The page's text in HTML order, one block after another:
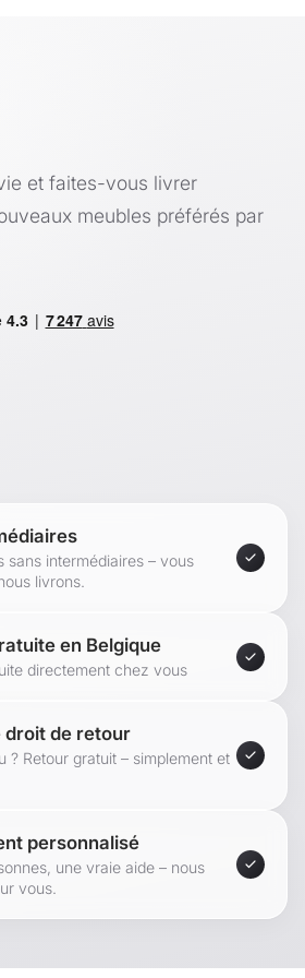
et faites-vous livrer
meubles préférés par
sans intermédiaires – vous
livrons.
en Belgique
directement chez vous
droit de retour
? Retour gratuit – simplement et
personnalisé
une vraie aide – nous
vous.